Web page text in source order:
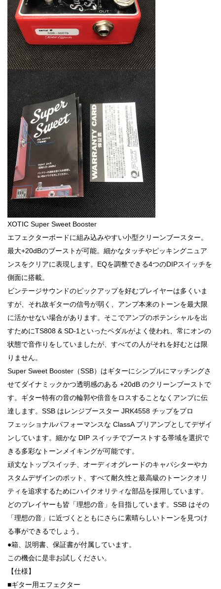
XOTIC Super Sweet Booster
エフェクターボードに組み込みやすい小型クリーンブースター。
最大+20dBのブーストが可能。細かなタッチやピッキングニュア
ンスをクリアに表現します。EQを調整できる4つのDIPスイッチを
側面に搭載。
ビンテージサウンドのピックアップを好むプレイヤーは多くいま
すが、それ故ギターの信号が弱く、アンプ本来のトーンを最大限
に活かせない場合があります。そこでアンプのポテンシャルを出
すためにTS808 & SD-1といったペダルがよく使われ、常にオンの
状態で音作りをしていましたが、すべての人がそれを好むとは限
りません。
Super Sweet Booster（SSB）はギターにシンプルにマッチングさ
せてダイナミックかつ透明感のある +20dB のクリーンブーストで
す。ギター特有の音の輪郭や倍音をロスすることなくアンプに伝
達します。SSB はレンジブースター JRK4558 チップをプロ
フェッショナルパフォーマンスな ClassA プリアンプとしてデザイ
ンしています。細かな DIP スイッチでブーストする帯域を選択で
きる多彩なトーンメイキングが可能です。
頑丈なトップスイッチ、オーディオグレードのキャパシターやカ
スタムデザインのポット、すべて耐久性と最高級のトーンクオリ
ティを追求するためにハイクオリティな部品を採用しています。
どのプレイヤーも皆「理想の音」を目指しています。SSB はその
「理想の音」に近づくとともにさらに素晴らしいトーンを見つけ
る事ができるでしょう。
●箱、説明書、保証書が付属しています。
この機会に是非お試しください。
【仕様】
■ギター用エフェクター